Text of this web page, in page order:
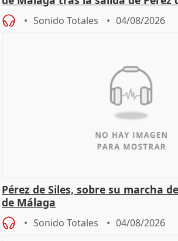
Sonido Totales 04/08/2026
Pérez de Siles, sobre su marcha
de Málaga
Sonido Totales 04/08/2026